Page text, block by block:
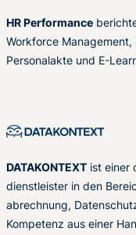
HR Performance
Workforce
Personalakte und E-
DATAKONTEXT ist einer
dienstleister in den
abrechnung,
Kompetenz aus einer